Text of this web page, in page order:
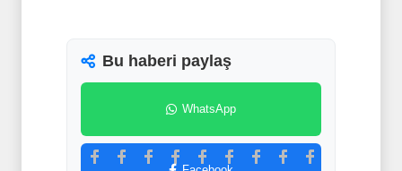
Bu haberi paylaş
WhatsApp